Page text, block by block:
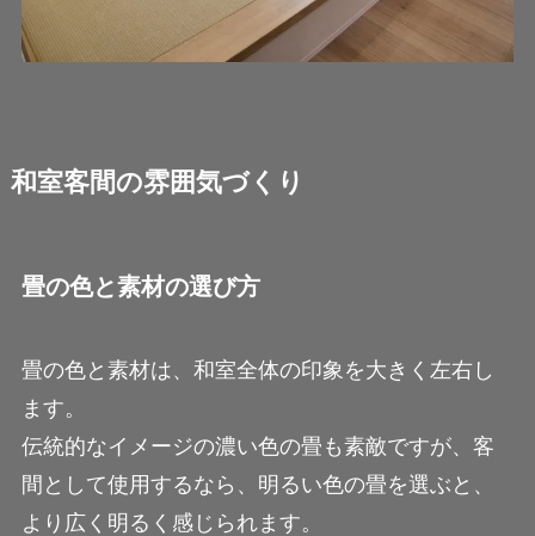
和室客間の雰囲気づくり
畳の色と素材の選び方
畳の色と素材は、和室全体の印象を大きく左右し
ます。
伝統的なイメージの濃い色の畳も素敵ですが、客
間として使用するなら、明るい色の畳を選ぶと、
より広く明るく感じられます。